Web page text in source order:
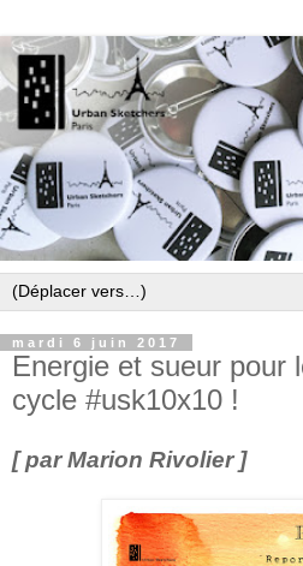
mardi 6 juin 2017
Energie et sueur pour
cycle #usk10x10 !
[ par Marion Rivolier ]